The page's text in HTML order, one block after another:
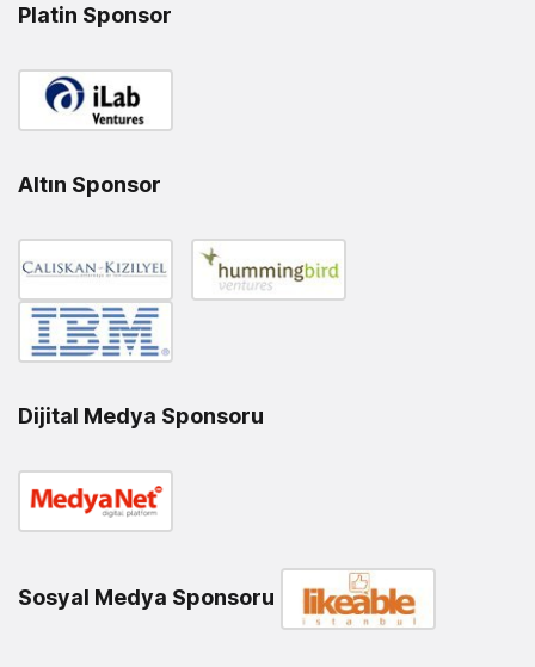
Platin Sponsor
Altın Sponsor
Dijital Medya Sponsoru
Sosyal Medya Sponsoru